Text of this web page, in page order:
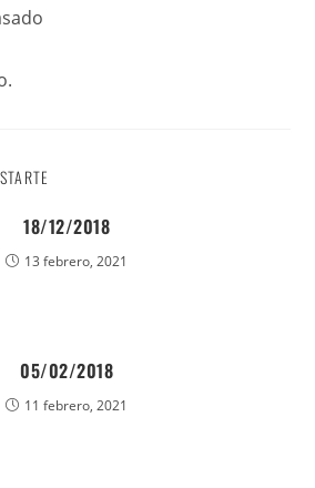
18/12/2018
13 febrero, 2021
05/02/2018
11 febrero, 2021